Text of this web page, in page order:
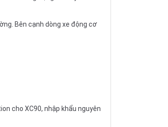
Bên cạnh dòng xe động cơ
cho XC90, nhập khẩu nguyên